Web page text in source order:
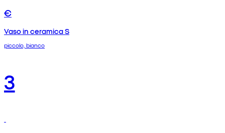
€
Vaso in ceramica S
piccolo, bianco
3